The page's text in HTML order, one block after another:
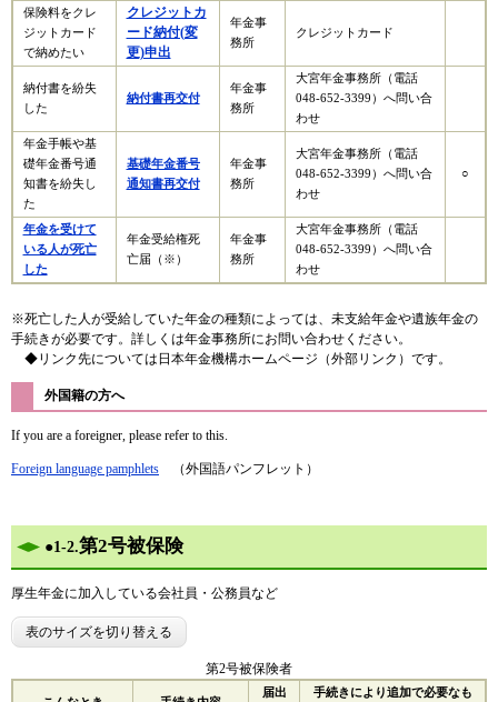
保険料をクレ
ジットカード
で納めたい
クレジットカ
ード納付(変
更)申出
年金事
務所
クレジットカード
納付書を紛失
した
納付書再交付
年金事
務所
大宮年金事務所（電話
048-652-3399）へ問い合
わせ
年金手帳や基
礎年金番号通
知書を紛失し
た
基礎年金番号
通知書再交付
年金事
務所
大宮年金事務所（電話
048-652-3399）へ問い合
わせ
○
年金を受けて
いる人が死亡
した
年金受給権死
亡届（※）
年金事
務所
大宮年金事務所（電話
048-652-3399）へ問い合
わせ
※死亡した人が受給していた年金の種類によっては、未支給年金や遺族年金の
手続きが必要です。詳しくは年金事務所にお問い合わせください。
◆リンク先については日本年金機構ホームページ（外部リンク）です。
外国籍の方へ
If you are a foreigner, please refer to this.
Foreign language pamphlets （外国語パンフレット）
●1-2.第2号被保険
厚生年金に加入している会社員・公務員など
表のサイズを切り替える
第2号被保険者
届出 手続きにより追加で必要なも